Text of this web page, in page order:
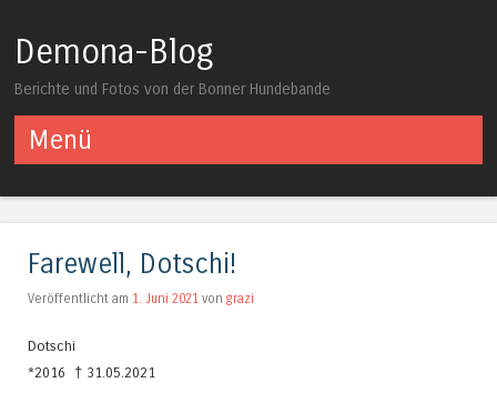
Demona-Blog
Berichte und Fotos von der Bonner Hundebande
Menü
Farewell, Dotschi!
Veröffentlicht am 1. Juni 2021 von grazi
Dotschi
*2016 † 31.05.2021